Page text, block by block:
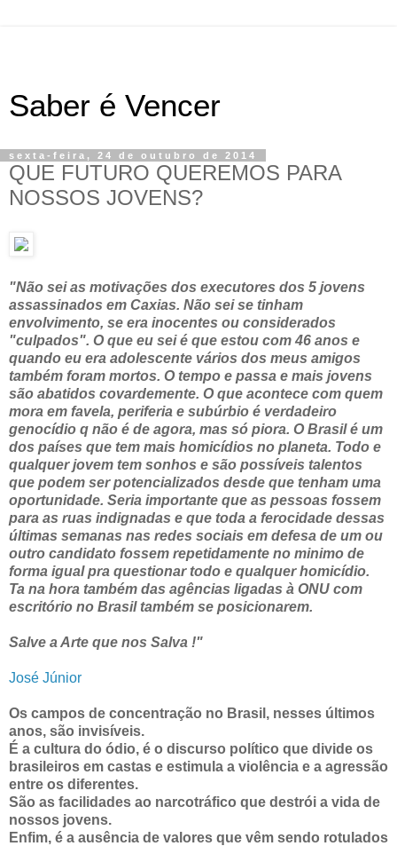
Saber é Vencer
sexta-feira, 24 de outubro de 2014
QUE FUTURO QUEREMOS PARA
NOSSOS JOVENS?
"Não sei as motivações dos executores dos 5 jovens
assassinados em Caxias. Não sei se tinham
envolvimento, se era inocentes ou considerados
"culpados". O que eu sei é que estou com 46 anos e
quando eu era adolescente vários dos meus amigos
também foram mortos. O tempo e passa e mais jovens
são abatidos covardemente. O que acontece com quem
mora em favela, periferia e subúrbio é verdadeiro
genocídio q não é de agora, mas só piora. O Brasil é um
dos países que tem mais homicídios no planeta. Todo e
qualquer jovem tem sonhos e são possíveis talentos
que podem ser potencializados desde que tenham uma
oportunidade. Seria importante que as pessoas fossem
para as ruas indignadas e que toda a ferocidade dessas
últimas semanas nas redes sociais em defesa de um ou
outro candidato fossem repetidamente no minimo de
forma igual pra questionar todo e qualquer homicídio.
Ta na hora também das agências ligadas à ONU com
escritório no Brasil também se posicionarem.
Salve a Arte que nos Salva !"
José Júnior
Os campos de concentração no Brasil, nesses últimos
anos, são invisíveis.
É a cultura do ódio, é o discurso político que divide os
brasileiros em castas e estimula a violência e a agressão
entre os diferentes.
São as facilidades ao narcotráfico que destrói a vida de
nossos jovens.
Enfim, é a ausência de valores que vêm sendo rotulados